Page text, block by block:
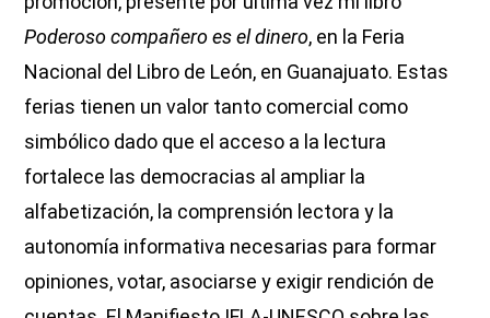
Poderoso compañero es el dinero, en la Feria
Nacional del Libro de León, en Guanajuato. Estas
ferias tienen un valor tanto comercial como
simbólico dado que el acceso a la lectura
fortalece las democracias al ampliar la
alfabetización, la comprensión lectora y la
autonomía informativa necesarias para formar
opiniones, votar, asociarse y exigir rendición de